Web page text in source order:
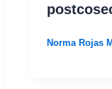
Norma Rojas